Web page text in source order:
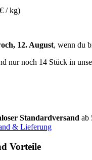
/ kg)
12. August, wenn du
nur noch 14 Stück in
Standardversand ab
& Lieferung
Vorteile